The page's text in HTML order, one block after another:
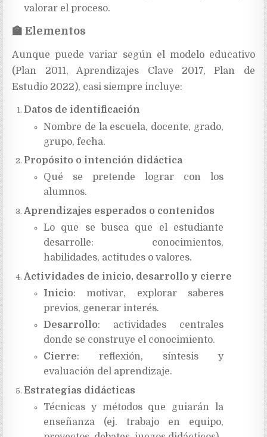
valorar el proceso.
🏫 Elementos
Aunque puede variar según el modelo educativo
(Plan 2011, Aprendizajes Clave 2017, Plan de
Estudio 2022), casi siempre incluye:
Datos de identificación
Nombre de la escuela, docente, grado,
grupo, fecha.
Propósito o intención didáctica
Qué se pretende lograr con los
alumnos.
Aprendizajes esperados o contenidos
Lo que se busca que el estudiante
desarrolle: conocimientos,
habilidades, actitudes o valores.
Actividades de inicio, desarrollo y cierre
Inicio: motivar, explorar saberes
previos, generar interés.
Desarrollo: actividades centrales
donde se construye el conocimiento.
Cierre: reflexión, síntesis y
evaluación del aprendizaje.
Estrategias didácticas
Técnicas y métodos que guiarán la
enseñanza (ej. trabajo en equipo,